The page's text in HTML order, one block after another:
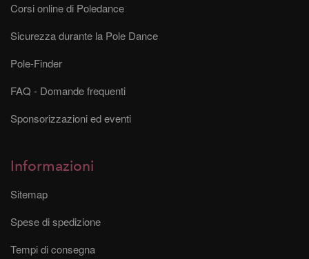
Corsi online di Poledance
Sicurezza durante la Pole Dance
Pole-Finder
FAQ - Domande frequenti
Sponsorizzazioni ed eventi
Informazioni
Sitemap
Spese di spedizione
Tempi di consegna